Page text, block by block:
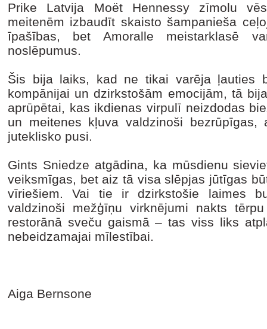
Prike Latvija Moët Hennessy zīmolu
meitenēm izbaudīt skaisto šampanieša
īpašības, bet Amoralle meistarklasē
noslēpumus.
Šis bija laiks, kad ne tikai varēja ļauties
kompānijai un dzirkstošām emocijām, tā
aprūpētai, kas ikdienas virpulī neizdodas
un meitenes kļuva valdzinoši
juteklisko pusi.
Gints Sniedze atgādina, ka mūsdienu
veiksmīgas, bet aiz tā visa slēpjas jūtīgas
vīriešiem. Vai tie ir dzirkstošie laimes
valdzinoši mežģīņu virknējumi nakts
restorānā sveču gaismā – tas viss liks
nebeidzamajai mīlestībai.
Aiga Bernsone